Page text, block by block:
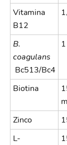
Vitamina
B12
B.
coagulans
Bc513/Bc4
Biotina
Zinco
L-